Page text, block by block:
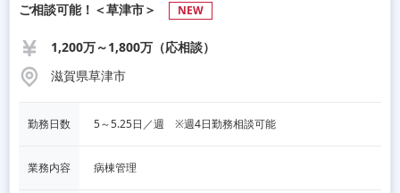
ご相談可能！＜草津市＞
NEW
1,200万～1,800万（応相談）
滋賀県草津市
勤務日数 5～5.25日／週　※週4日勤務相談可能
業務内容 病棟管理